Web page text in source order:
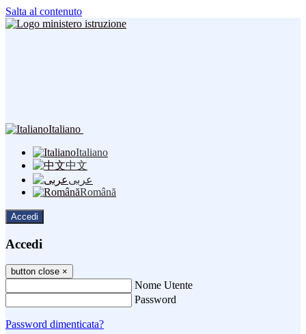
Salta al contenuto
Italiano
Italiano
中文
عربى
Română
Accedi
Accedi
button close ×
Nome Utente
Password
Password dimenticata?